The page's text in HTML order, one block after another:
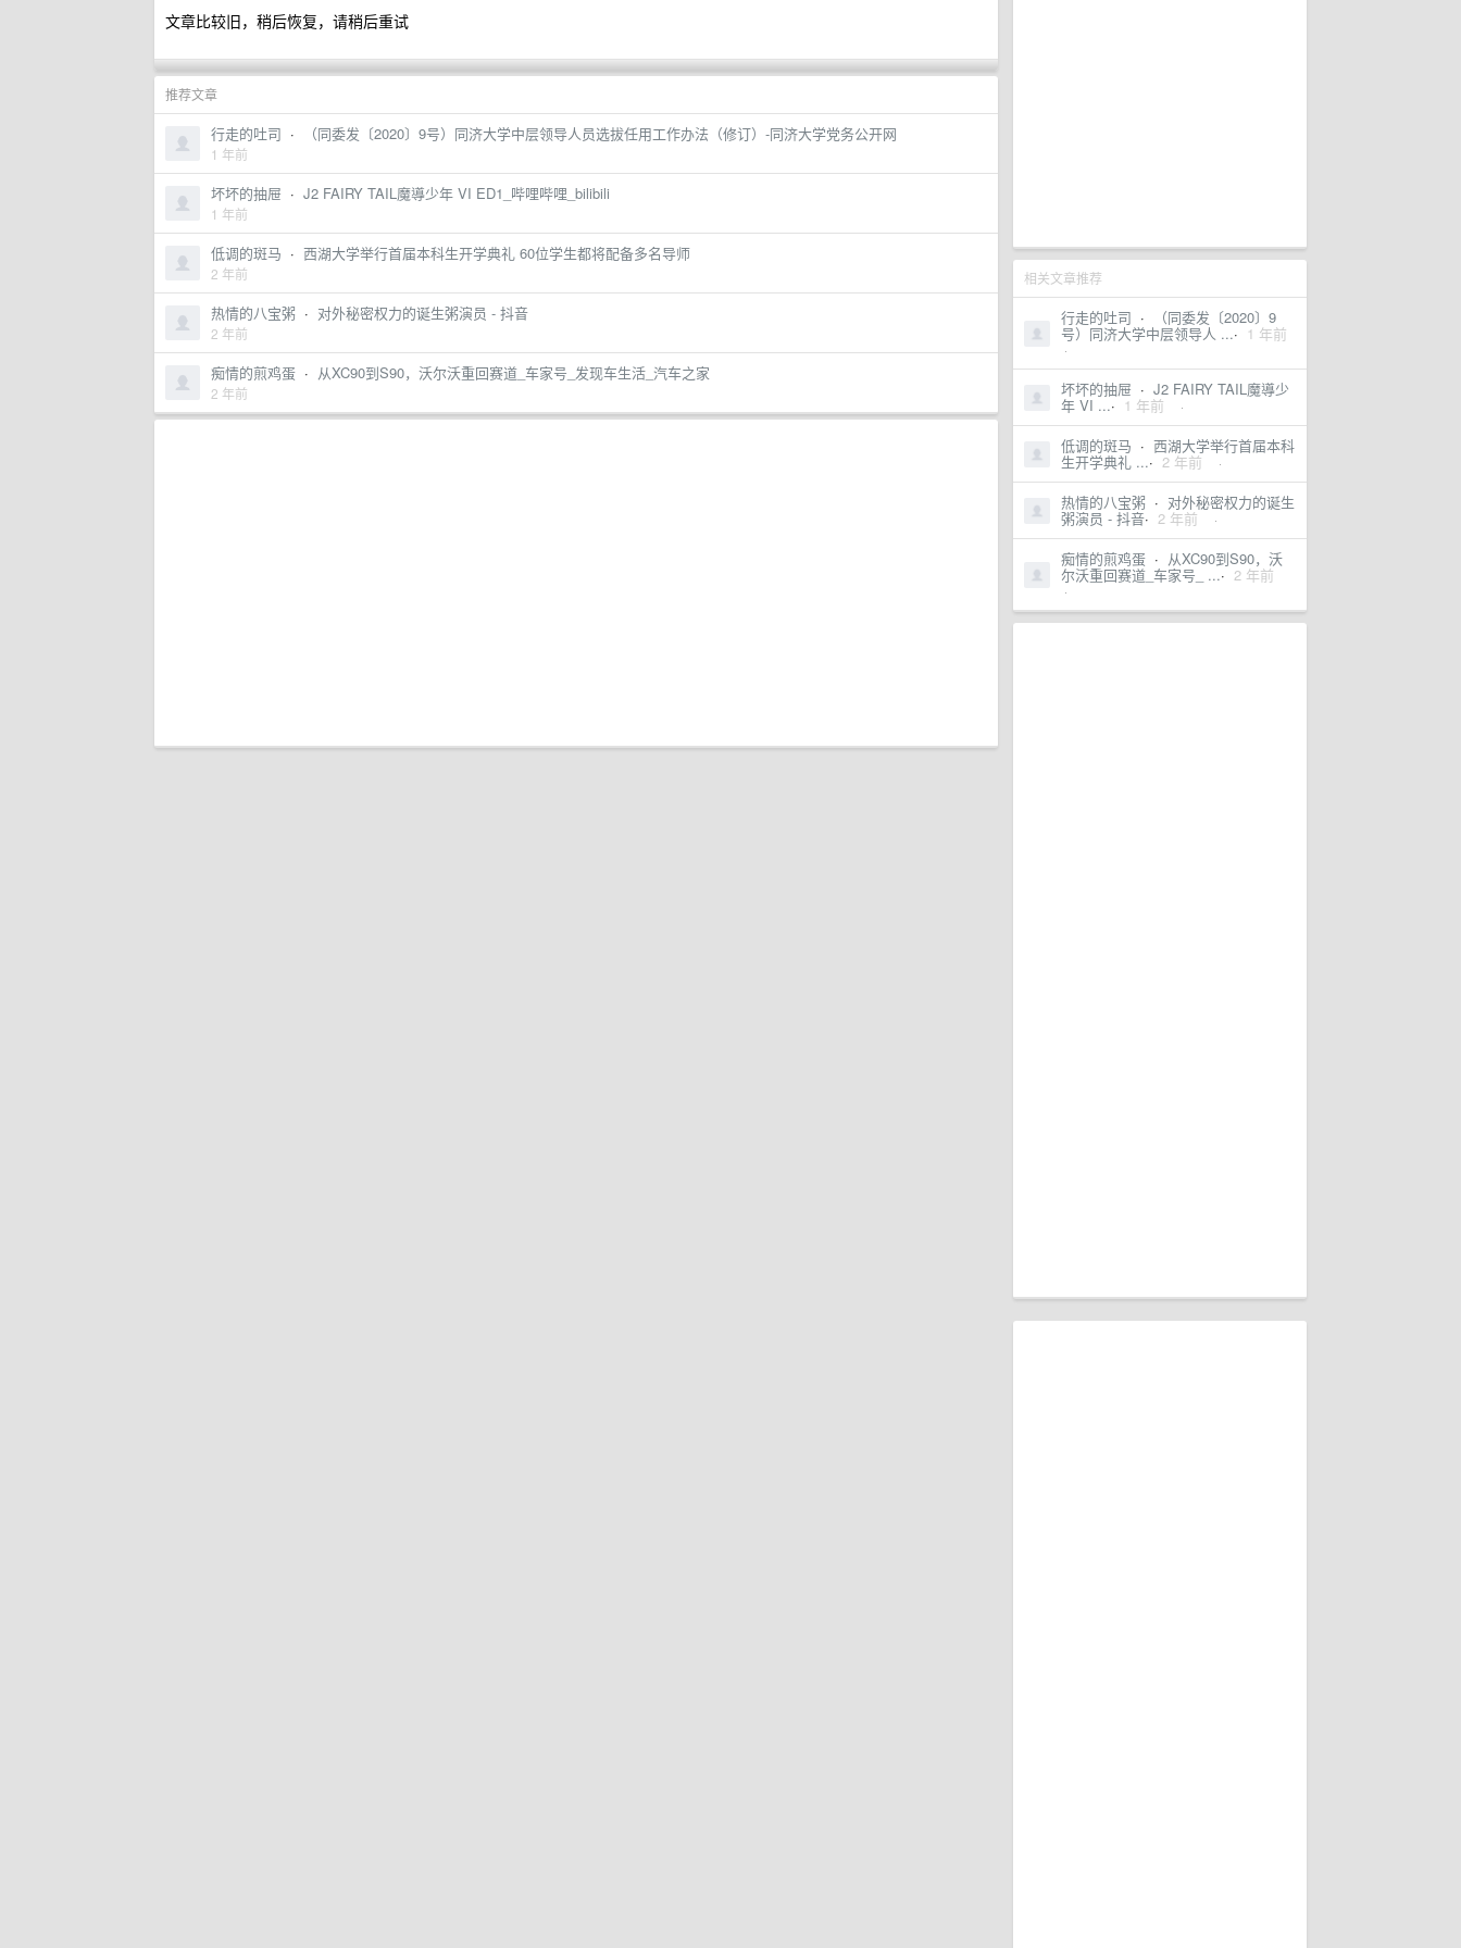
相关文章推荐
行走的吐司 · （同委发〔2020〕9
号）同济大学中层领导人 ...· 1 年前
·
坏坏的抽屉 · J2 FAIRY TAIL魔導少
年 VI ...· 1 年前 ·
低调的斑马 · 西湖大学举行首届本科
生开学典礼 ...· 2 年前 ·
热情的八宝粥 · 对外秘密权力的诞生
粥演员 - 抖音· 2 年前 ·
痴情的煎鸡蛋 · 从XC90到S90，沃
尔沃重回赛道_车家号_ ...· 2 年前
·
文章比较旧，稍后恢复，请稍后重试
推荐文章
行走的吐司 · （同委发〔2020〕9号）同济大学中层领导人员选拔任用工作办法（修订）-同济大学党务公开网
1 年前
坏坏的抽屉 · J2 FAIRY TAIL魔導少年 VI ED1_哔哩哔哩_bilibili
1 年前
低调的斑马 · 西湖大学举行首届本科生开学典礼 60位学生都将配备多名导师
2 年前
热情的八宝粥 · 对外秘密权力的诞生粥演员 - 抖音
2 年前
痴情的煎鸡蛋 · 从XC90到S90，沃尔沃重回赛道_车家号_发现车生活_汽车之家
2 年前